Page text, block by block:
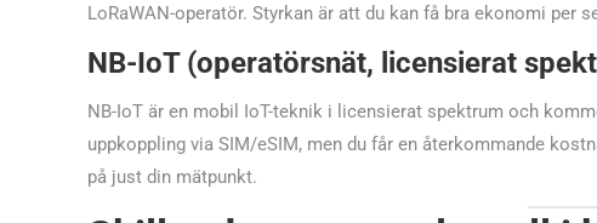
LoRaWAN-operatör. Styrkan är att du kan få bra ekonomi per
NB-IoT (operatörsnät, licensierat
NB-IoT är en mobil IoT-teknik i licensierat spektrum och
uppkoppling via SIM/eSIM, men du får en återkommande
på just din mätpunkt.